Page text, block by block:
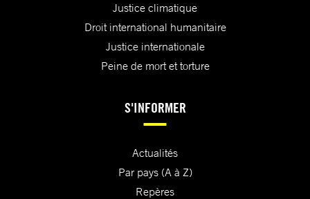
Justice climatique
Droit international humanitaire
Justice internationale
Peine de mort et torture
S'INFORMER
Actualités
Par pays (A à Z)
Repères